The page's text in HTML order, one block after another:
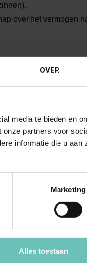
OVER
media te bieden en
onze partners voor
informatie die u aan
Marketing
Alles toestaan
over het vermogen
van de notaris,
deskundig en
van uw familie-
ook het
Wij adviseren over